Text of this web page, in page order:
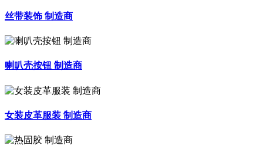
丝带装饰 制造商
喇叭壳按钮 制造商
女装皮革服装 制造商